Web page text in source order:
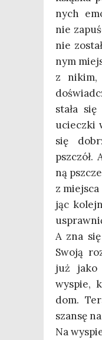
nych
nie
nie
nym
z nikim,
sta­ła
uciecz­ki
się
ną
z
jąc
A zna
Swo­ją
już jako
wyspie,
dom.
szan­sę
Na